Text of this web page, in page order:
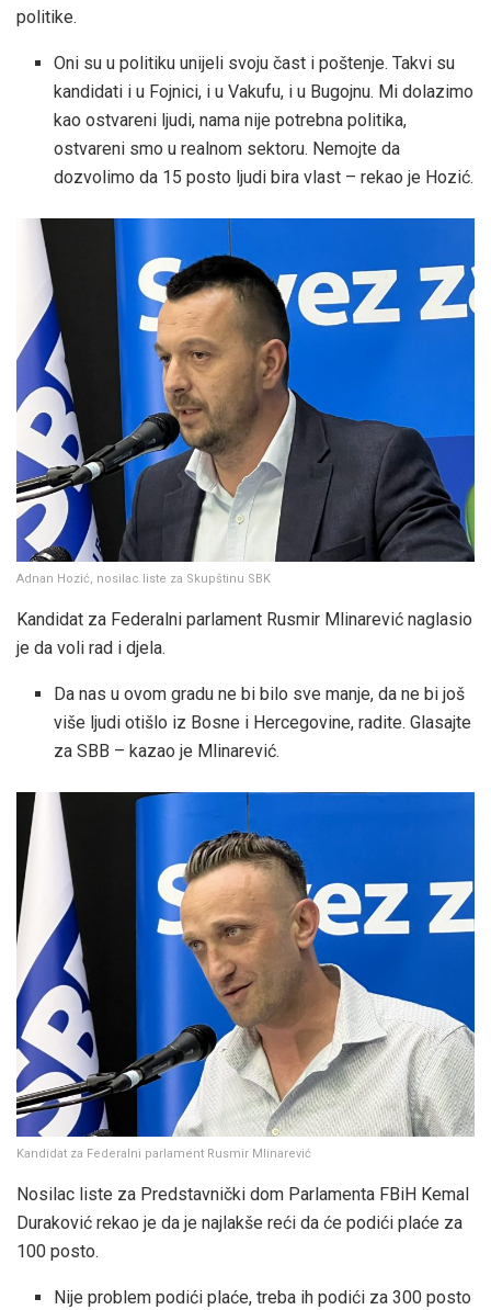
politike.
Oni su u politiku unijeli svoju čast i poštenje. Takvi su
kandidati i u Fojnici, i u Vakufu, i u Bugojnu. Mi dolazimo
kao ostvareni ljudi, nama nije potrebna politika,
ostvareni smo u realnom sektoru. Nemojte da
dozvolimo da 15 posto ljudi bira vlast – rekao je Hozić.
Adnan Hozić, nosilac liste za Skupštinu SBK
Kandidat za Federalni parlament Rusmir Mlinarević naglasio
je da voli rad i djela.
Da nas u ovom gradu ne bi bilo sve manje, da ne bi još
više ljudi otišlo iz Bosne i Hercegovine, radite. Glasajte
za SBB – kazao je Mlinarević.
Kandidat za Federalni parlament Rusmir Mlinarević
Nosilac liste za Predstavnički dom Parlamenta FBiH Kemal
Duraković rekao je da je najlakše reći da će podići plaće za
100 posto.
Nije problem podići plaće, treba ih podići za 300 posto